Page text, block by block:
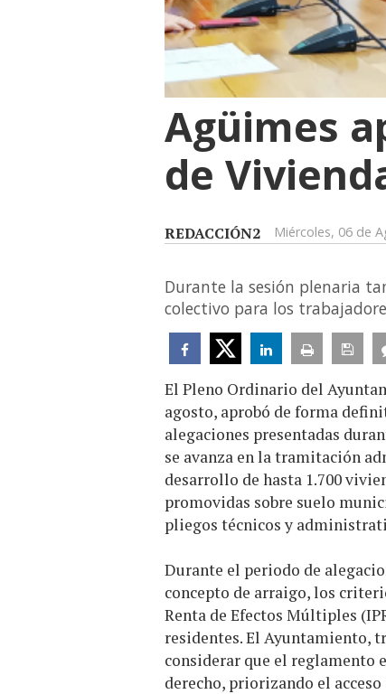
Agüimes
de
REDACCIÓN2 Miércoles, 06 de
Durante la sesión plenaria
colectivo para los
El Pleno Ordinario del
agosto, aprobó de forma
alegaciones presentadas
se avanza en la tramitación
desarrollo de hasta 1.700
promovidas sobre suelo
pliegos técnicos y
Durante el periodo de
concepto de arraigo, los
Renta de Efectos Múltiples
residentes. El Ayuntamiento,
considerar que el reglamento
derecho, priorizando el